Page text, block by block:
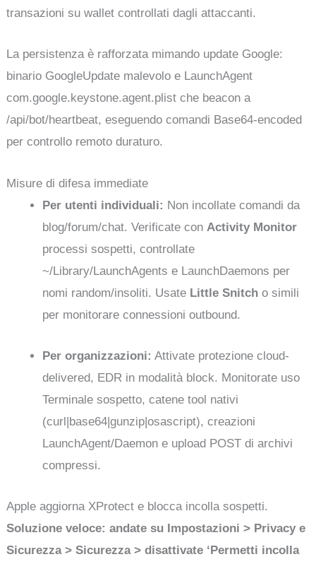
transazioni su wallet controllati dagli attaccanti.
La persistenza è rafforzata mimando update Google:
binario GoogleUpdate malevolo e LaunchAgent
com.google.keystone.agent.plist che beacon a
/api/bot/heartbeat, eseguendo comandi Base64-encoded
per controllo remoto duraturo.
Misure di difesa immediate
Per utenti individuali: Non incollate comandi da
blog/forum/chat. Verificate con Activity Monitor
processi sospetti, controllate
~/Library/LaunchAgents e LaunchDaemons per
nomi random/insoliti. Usate Little Snitch o simili
per monitorare connessioni outbound.
Per organizzazioni: Attivate protezione cloud-
delivered, EDR in modalità block. Monitorate uso
Terminale sospetto, catene tool nativi
(curl|base64|gunzip|osascript), creazioni
LaunchAgent/Daemon e upload POST di archivi
compressi.
Apple aggiorna XProtect e blocca incolla sospetti.
Soluzione veloce: andate su Impostazioni > Privacy e
Sicurezza > Sicurezza > disattivate ‘Permetti incolla